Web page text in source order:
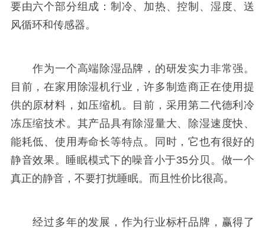
要由六个部分组成：制冷、加热、控制、湿度、送
风循环和传感器。
作为一个高端除湿品牌，的研发实力非常强。
目前，在家用除湿机行业，许多制造商正在使用提
供的原材料，如压缩机。目前，采用第二代德利冷
冻压缩技术。其产品具有除湿量大、除湿速度快、
能耗低、使用寿命长等特点。同时，它也有很好的
静音效果。睡眠模式下的噪音小于35分贝。做一个
真正的静音，不要打扰睡眠。而且性价比很高。
经过多年的发展，作为行业标杆品牌，赢得了